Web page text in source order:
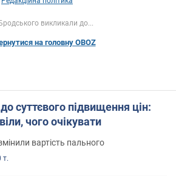
Бродського викликали до...
на головну OBOZ
суттєвого підвищення цін:
чого очікувати
вартість пального
т.